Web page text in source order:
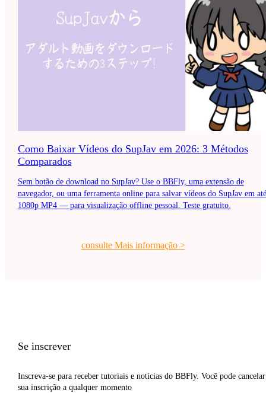
Como Baixar Vídeos do SupJav em 2026: 3 Métodos
Comparados
Sem botão de download no SupJav? Use o BBFly, uma extensão de
navegador, ou uma ferramenta online para salvar vídeos do SupJav em até
1080p MP4 — para visualização offline pessoal. Teste gratuito.
consulte Mais informação>
Se inscrever
Inscreva-se para receber tutoriais e notícias do BBFly. Você pode cancelar
sua inscrição a qualquer momento